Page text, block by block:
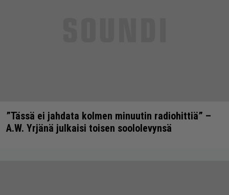
”Tässä ei jahdata kolmen minuutin radiohittiä” –
A.W. Yrjänä julkaisi toisen soololevynsä